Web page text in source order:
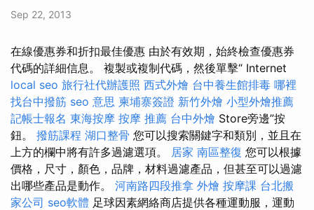
Sep 22, 2013
在線優惠券和折扣最佳優惠 由於有效期，始終檢查優惠券
代碼的詳細信息。 複製或複制代碼，然後單擊“ Internet
local seo 旅行社代辦護照 西式外燴 台中養生館排毒 哪裡
找台中撥筋 seo 意思 柬埔寨簽證 新竹外燴 小型外燴推薦
記帳士報名 東海按摩 按摩 推薦 台中外燴 Store旁邊”按
鈕。 撥筋課程 湖口整骨 您可以搜索關鍵字和類別，並且在
上方的欄中將有許多過濾選項。 居家 南區整復 您可以根據
價格，尺寸，顏色，品牌，材料過濾產品，但甚至可以過濾
出哪些產品是動作。 河南路四段推拿 外燴 按摩課 台北搬
家公司 seo軟體 足球因素網絡商店提供各種運動服，運動